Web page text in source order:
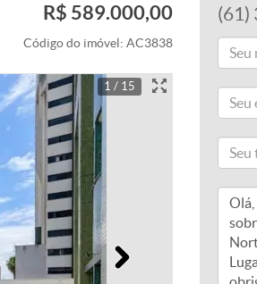
R$ 589.000,00
Código do imóvel: AC3838
1 / 15
(61)